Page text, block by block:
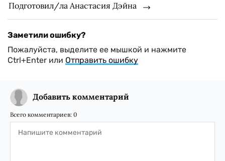
Подготовил/ла Анастасия Дэйна
Заметили ошибку?
Пожалуйста, выделите ее мышкой и нажмите
Ctrl+Enter или Отправить ошибку
Добавить комментарий
Всего комментариев: 0